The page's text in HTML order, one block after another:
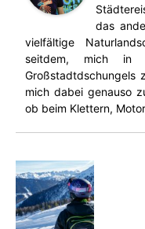
das
vielfältige
seitdem, mich in
Großstadtdschungels
mich dabei genauso
ob beim Klettern,